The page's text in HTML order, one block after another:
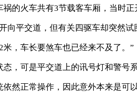
的火车共有3节载客车厢，当时正
向平交道，但有关四驱车却突然
，车长要煞车也已经来不及了。”
，可是平交道上的讯号灯和警号
然正常操作，因此意外本来是可